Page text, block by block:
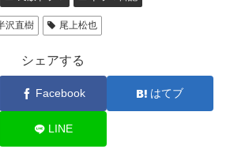
沢直樹 尾上松也
シェアする
Facebook はてブ
LINE